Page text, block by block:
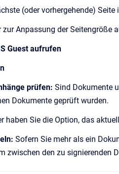
(oder vorhergehende)
Anpassung der Seitengröße
Guest aufrufen
prüfen: Sind Dokumente
Dokumente geprüft wurden.
haben Sie die Option, das
Sofern Sie mehr als ein
zwischen den zu signierenden